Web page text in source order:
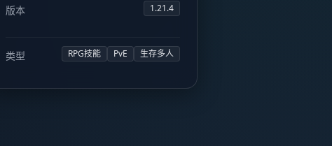
版本 1.21.4
类型 RPG技能 PvE 生存多人